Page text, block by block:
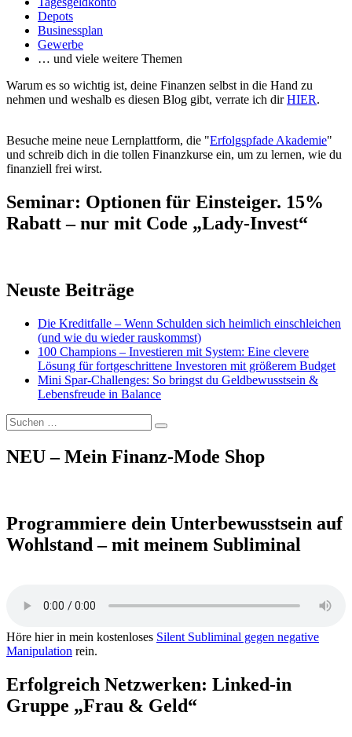
Depots
Businessplan
Gewerbe
… und viele weitere Themen
Warum es so wichtig ist, deine Finanzen selbst in die Hand zu
nehmen und weshalb es diesen Blog gibt, verrate ich dirHIER.
Besuche meine neue Lernplattform, die "Erfolgspfade Akademie"
und schreib dich in die tollen Finanzkurse ein, um zu lernen, wie du
finanziell frei wirst.
Seminar: Optionen für Einsteiger. 15%
Rabatt – nur mit Code „Lady-Invest“
Neuste Beiträge
Die Kreditfalle – Wenn Schulden sich heimlich einschleichen
(und wie du wieder rauskommst)
100 Champions – Investieren mit System: Eine clevere
Lösung für fortgeschrittene Investoren mit größerem Budget
Mini Spar-Challenges: So bringst du Geldbewusstsein &
Lebensfreude in Balance
Suchen
nach:
Suchen
NEU – Mein Finanz-Mode Shop
Programmiere dein Unterbewusstsein auf
Wohlstand – mit meinem Subliminal
Höre hier in mein kostenloses Silent Subliminal gegen negative
Manipulation rein.
Erfolgreich Netzwerken: Linked-in
Gruppe „Frau & Geld“